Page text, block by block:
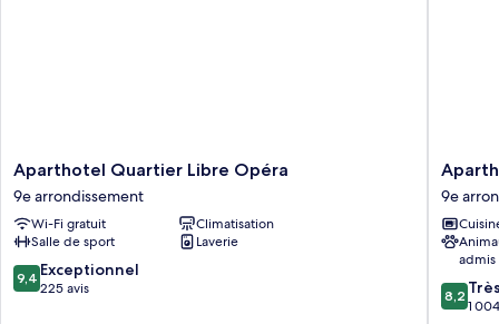
Aparthotel
Quartier
Libre
Opéra
9e
arrondissement
Aparthotel Quartier Libre Opéra
9e arrondissement
Wi-Fi gratuit
Climatisation
Salle de sport
Laverie
9.4
sur
9,4 Exceptionnel
225 avis
Adagio
Paris
Opéra
9e
9e
admis
8.2
sur
8,2
1